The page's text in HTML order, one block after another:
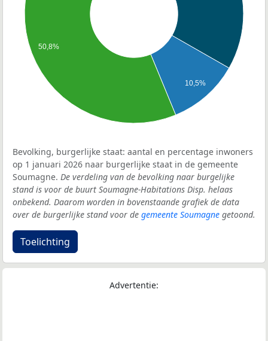
10,5%
50,8%
Bevolking, burgerlijke staat: aantal en percentage inwoners
op 1 januari 2026 naar burgerlijke staat in de gemeente
Soumagne. De verdeling van de bevolking naar burgelijke
stand is voor de buurt Soumagne-Habitations Disp. helaas
onbekend. Daarom worden in bovenstaande grafiek de data
over de burgerlijke stand voor de gemeente Soumagne getoond.
Toelichting
Advertentie: